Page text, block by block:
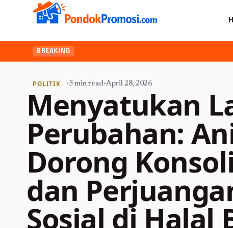
BREAKING
POLITIK •5 min read•April 28, 2026
Menyatukan
Perubahan:
Dorong
dan
Sosial di Halal